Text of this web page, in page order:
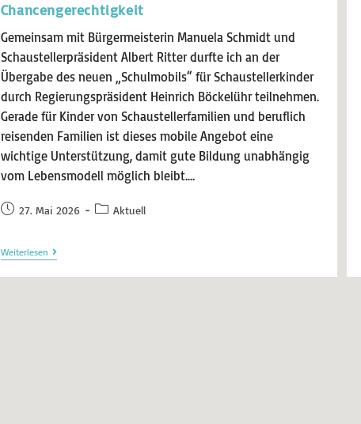
Chancengerechtigkeit
Gemeinsam mit Bürgermeisterin Manuela Schmidt und
Schaustellerpräsident Albert Ritter durfte ich an der
Übergabe des neuen „Schulmobils“ für Schaustellerkinder
durch Regierungspräsident Heinrich Böckelühr teilnehmen.
Gerade für Kinder von Schaustellerfamilien und beruflich
reisenden Familien ist dieses mobile Angebot eine
wichtige Unterstützung, damit gute Bildung unabhängig
vom Lebensmodell möglich bleibt.…
27. Mai 2026 Aktuell
Weiterlesen